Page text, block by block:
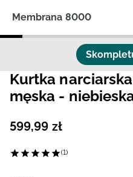
Membrana 8000
Kurtka
męska -
599,99 zł
(1)